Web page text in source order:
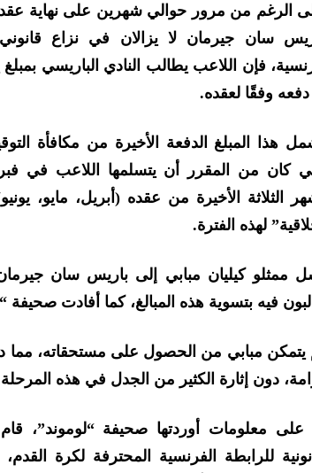
الرغم من مرور حوالي شهرين على نهاية عقده
سان جيرمان لا يزالان في نزاع
دفعه وفقًا لعقده.
كان من المقرر أن يتسلمها اللاعب في
الثلاثة الأخيرة من عقده (أبريل، مايو،
لهذه الفترة.
ممثلو كيليان مبابي إلى باريس سان
فيه بتسوية هذه المبالغ، كما أفادت صحيفة
يتمكن مبابي من الحصول على مستحقاته، مما
دون إثارة الكثير من الجدل في هذه
على معلومات أوردتها صحيفة “لوموند”،
للرابطة الفرنسية المحترفة لكرة